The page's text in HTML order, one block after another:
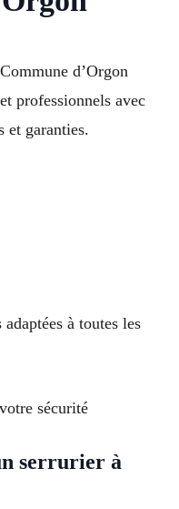
d’Orgon
professionnels avec
et garanties.
à toutes les
sécurité
serrurier à